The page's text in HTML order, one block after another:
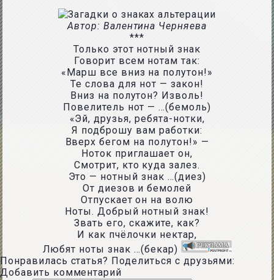
Автор: Валентина Черняева
***
Только этот нотный знак
Говорит всем нотам так:
«Марш все вниз на полутон!»
Те слова для нот — закон!
Вниз на полутон? Изволь!
Повелитель нот — …(бемоль)
«Эй, друзья, ребята-нотки,
Я подброшу вам работки:
Вверх бегом на полутон!» —
Ноток приглашает он,
Смотрит, кто куда залез.
Это — нотный знак …(диез)
От диезов и бемолей
Отпускает он на волю
Ноты. Добрый нотный знак!
Звать его, скажите, как?
И как пчёлочки нектар,
Любят ноты знак …(бекар)
Понравилась статья? Поделиться с друзьями:
Добавить комментарий